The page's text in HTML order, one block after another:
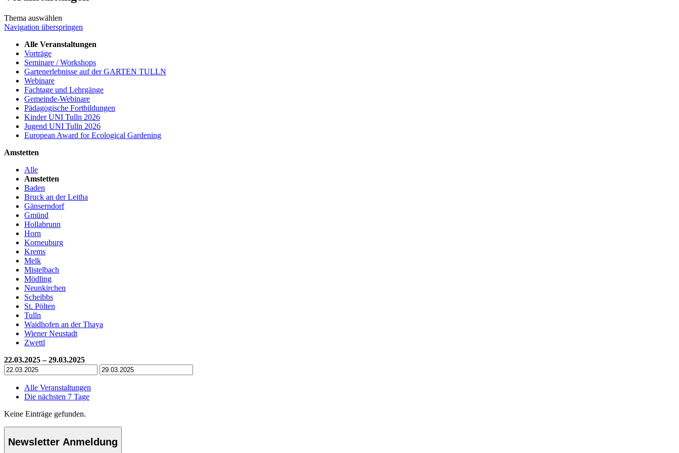
Thema auswählen
Navigation überspringen
Alle Veranstaltungen
Vorträge
Seminare / Workshops
Gartenerlebnisse auf der GARTEN TULLN
Webinare
Fachtage und Lehrgänge
Gemeinde-Webinare
Pädagogische Fortbildungen
Kinder UNI Tulln 2026
Jugend UNI Tulln 2026
European Award for Ecological Gardening
Amstetten
Alle
Amstetten
Baden
Bruck an der Leitha
Gänserndorf
Gmünd
Hollabrunn
Horn
Korneuburg
Krems
Melk
Mistelbach
Mödling
Neunkirchen
Scheibbs
St. Pölten
Tulln
Waidhofen an der Thaya
Wiener Neustadt
Zwettl
22.03.2025 – 29.03.2025
Alle Veranstaltungen
Die nächsten 7 Tage
Keine Einträge gefunden.
Newsletter Anmeldung